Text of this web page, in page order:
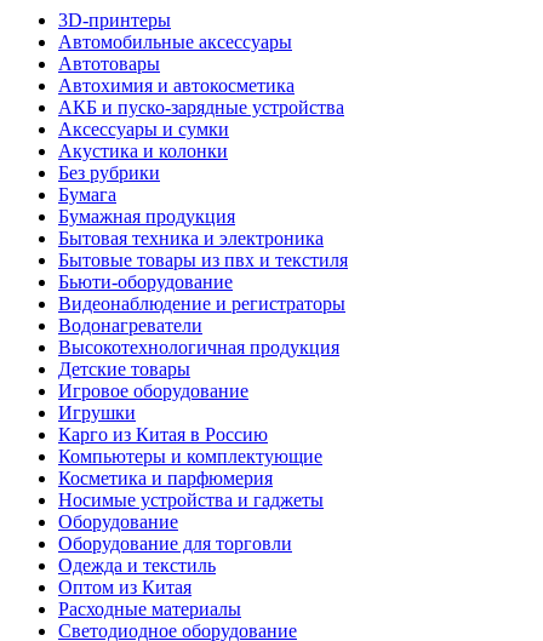
3D-принтеры
Автомобильные аксессуары
Автотовары
Автохимия и автокосметика
АКБ и пуско-зарядные устройства
Аксессуары и сумки
Акустика и колонки
Без рубрики
Бумага
Бумажная продукция
Бытовая техника и электроника
Бытовые товары из пвх и текстиля
Бьюти-оборудование
Видеонаблюдение и регистраторы
Водонагреватели
Высокотехнологичная продукция
Детские товары
Игровое оборудование
Игрушки
Карго из Китая в Россию
Компьютеры и комплектующие
Косметика и парфюмерия
Носимые устройства и гаджеты
Оборудование
Оборудование для торговли
Одежда и текстиль
Оптом из Китая
Расходные материалы
Светодиодное оборудование